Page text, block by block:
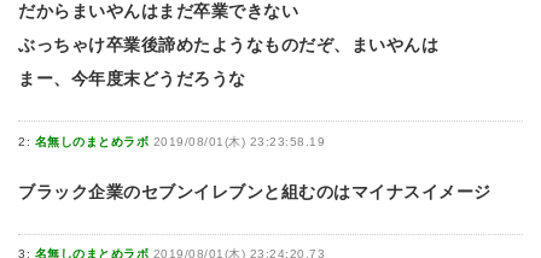
だからまいやんはまだ卒業できない
ぶっちゃけ卒業後諦めたようなものだぞ、まいやんは
まー、今年度末どうだろうな
2: 名無しのまとめラボ 2019/08/01(木) 23:23:58.19
ブラック企業のセブンイレブンと組むのはマイナスイメージ
3: 名無しのまとめラボ 2019/08/01(木) 23:24:20.73